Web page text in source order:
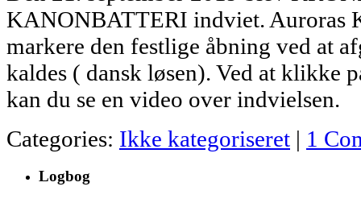
KANONBATTERI indviet. Auroras
markere den festlige åbning ved at
kaldes ( dansk løsen). Ved at klikke
kan du se en video over indvielsen.
Categories: Ikke kategoriseret | 1
Logbog